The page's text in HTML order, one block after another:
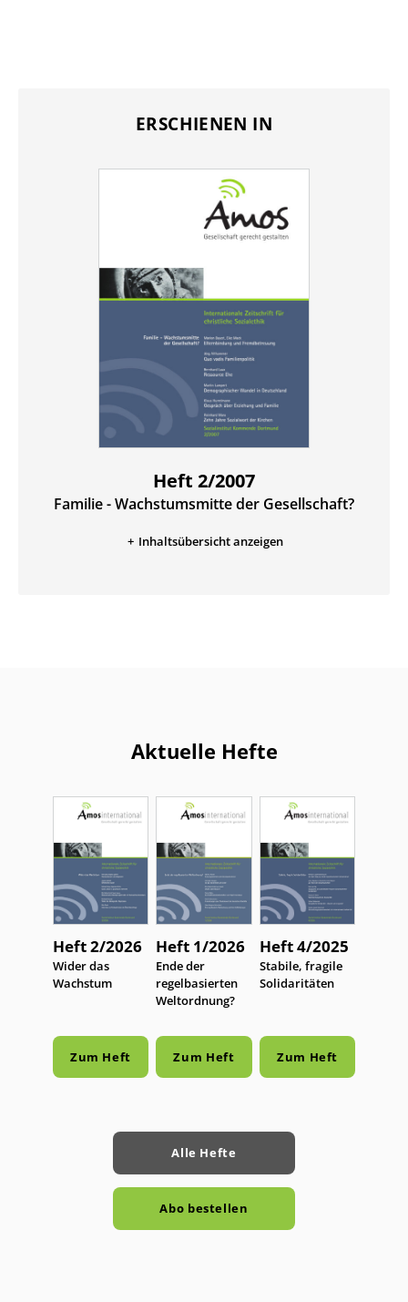
ERSCHIENEN IN
Heft 2/2007
:
Familie - Wachstumsmitte der Gesellschaft?
Inhaltsübersicht anzeigen
Aktuelle Hefte
Heft 2/2026
:
Wider das
Wachstum
Zum Heft
Heft 1/2026
:
Ende der
regelbasierten
Weltordnung?
Zum Heft
Heft 4/2025
:
Stabile, fragile
Solidaritäten
Zum Heft
Alle Hefte
Abo bestellen